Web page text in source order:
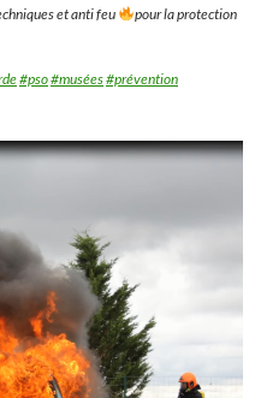
et anti feu
pour la protection
#pso#musées#prévention